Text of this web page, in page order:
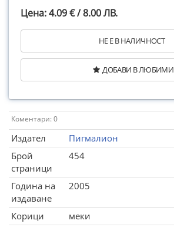
Цена: 4.09 € / 8.00 ЛВ.
НЕ Е В НАЛИЧНОСТ
ДОБАВИ В ЛЮБИМИ
Коментари: 0
Издател
Пигмалион
Брой
страници
454
Година на
издаване
2005
Корици
меки